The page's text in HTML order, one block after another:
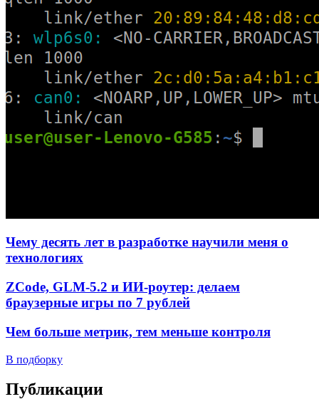
Чему десять лет в разработке научили меня о
технологиях
ZCode, GLM-5.2 и ИИ-роутер: делаем
браузерные игры по 7 рублей
Чем больше метрик, тем меньше контроля
В подборку
Публикации